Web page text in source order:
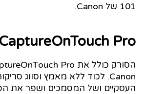
101 של Canon.
CaptureOnTouch Pro
העסקיים ושל המסמכים ושפר את